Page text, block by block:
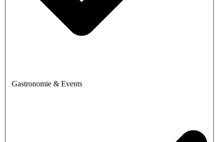
Gastronomie & Events